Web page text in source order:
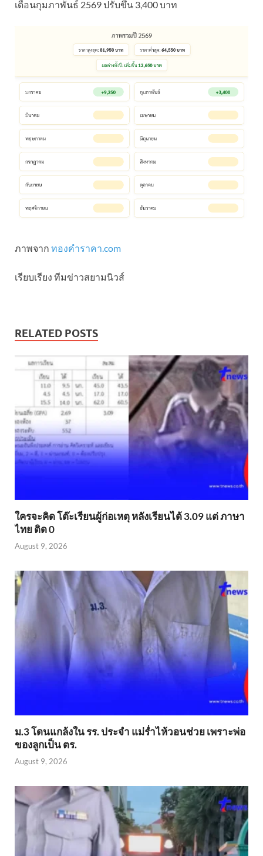
เดือนกุมภาพันธ์ 2569 ปรับขึ้น 3,400 บาท
ภาพจาก ทองคําราคา.com
เรียบเรียง ทีมข่าวสยามนิวส์
RELATED POSTS
ใครจะคิด โต๊ะเรียนผู้ก่อเหตุ หลังเรียนได้ 3.09 แต่ ภาษา
ไทย ติด 0
August 9, 2026
ม.3 โดนแกล้งใน รร. ประจำ แม่ร่ำไห้วอนช่วย เพราะพ่อ
ของลูกเป็น ตร.
August 9, 2026